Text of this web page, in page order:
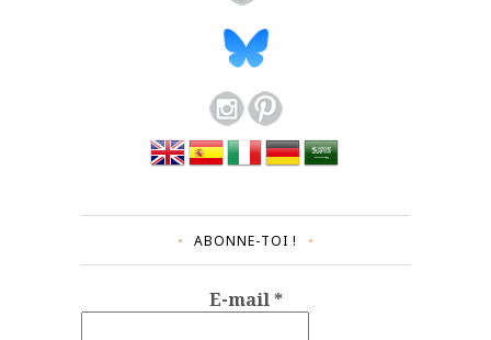
ABONNE-TOI !
E-mail*